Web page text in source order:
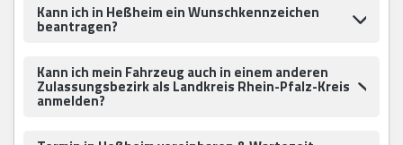
Kann ich in Heßheim ein Wunschkennzeichen
beantragen?
Kann ich mein Fahrzeug auch in einem anderen
Zulassungsbezirk als Landkreis Rhein-Pfalz-Kreis
anmelden?